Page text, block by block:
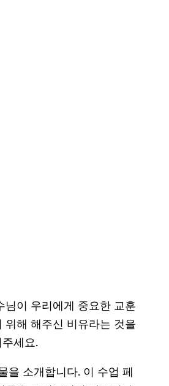
님이 우리에게 중요한 교훈
위해 해주신 비유라는 것을
세요.
을 소개합니다. 이 수업 페